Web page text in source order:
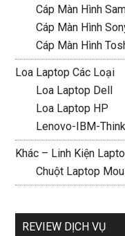
Cáp Màn Hình
Cáp Màn Hình
Cáp Màn Hình
Loa Laptop Các Loại
Loa Laptop Dell
Loa Laptop HP
Lenovo-IBM-
Khác – Linh Kiện
Chuột Laptop
REVIEW DỊCH VỤ